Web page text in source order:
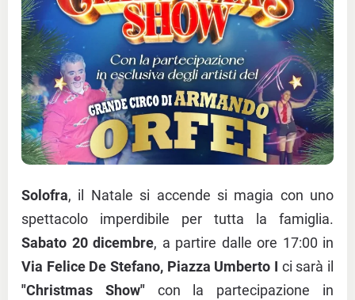
Solofra, il Natale si accende si magia con uno
spettacolo imperdibile per tutta la famiglia.
Sabato 20 dicembre, a partire dalle ore 17:00 in
Via Felice De Stefano, Piazza Umberto I ci sarà il
"Christmas Show" con la partecipazione in